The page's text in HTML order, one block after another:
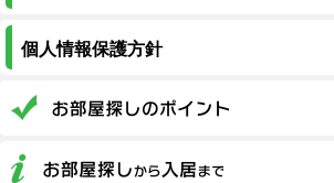
個人情報保護方針